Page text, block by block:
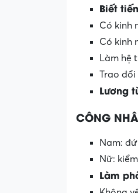
Biết
Có kinh
Có kinh
Làm hệ
Trao đổi
Lương
CÔNG
Nam:
Nữ:
Làm